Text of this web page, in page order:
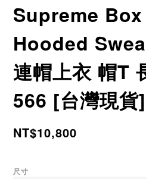
Supreme
Hooded
連帽上衣 帽T
566 [台灣現貨]
NT$10,800
尺寸